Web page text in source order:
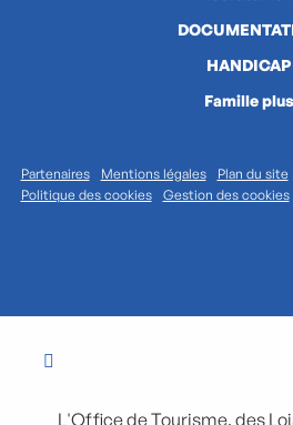
HANDICAP
Famille plus
Partenaires Mentions légales Plan du site
Politique des cookies
Gestion des cookies
L'Office de Tourisme, des